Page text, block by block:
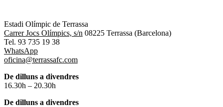
Estadi Olímpic de Terrassa
Carrer Jocs Olímpics, s/n 08225 Terrassa (Barcelona)
Tel. 93 735 19 38
WhatsApp
oficina@terrassafc.com
De dilluns a divendres
16.30h – 20.30h
De dilluns a divendres